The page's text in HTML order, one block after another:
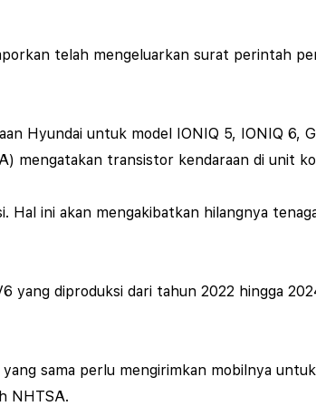
telah mengeluarkan surat perintah
Hyundai untuk model IONIQ 5, IONIQ 6,
mengatakan transistor kendaraan di unit
Hal ini akan mengakibatkan hilangnya
yang diproduksi dari tahun 2022 hingga
sama perlu mengirimkan mobilnya
NHTSA.